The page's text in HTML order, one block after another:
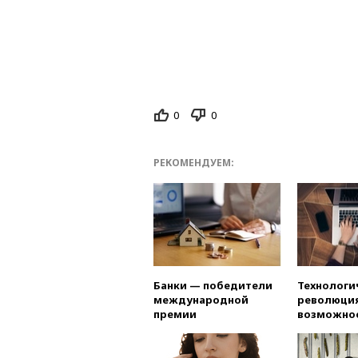
0 0
РЕКОМЕНДУЕМ:
Банки — победители
международной
премии